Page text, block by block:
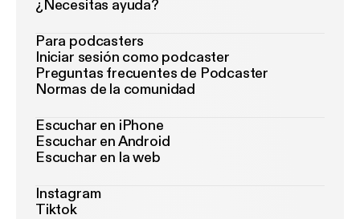
¿Necesitas ayuda?
Para podcasters
Iniciar sesión como podcaster
Preguntas frecuentes de Podcaster
Normas de la comunidad
Escuchar en iPhone
Escuchar en Android
Escuchar en la web
Instagram
Tiktok